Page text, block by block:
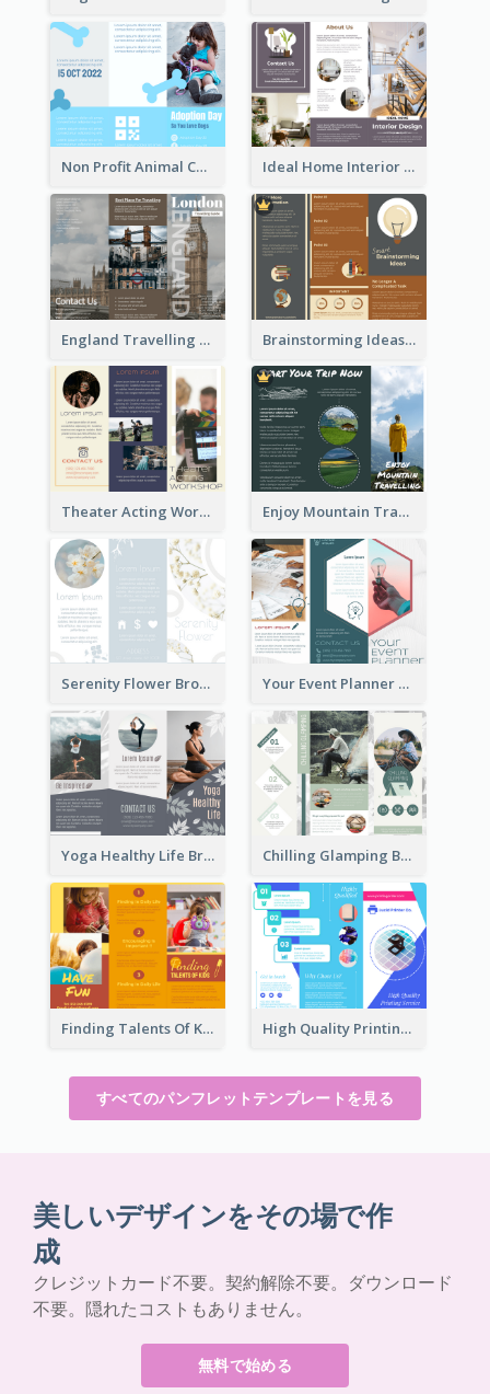
Non Profit Animal Community Tri Fold Brochure Ideal Home Interior Design Brochure
England Travelling Guide Brochure Brainstorming Ideas Brochure
Theater Acting Workshop Brochure Enjoy Mountain Travelling Brochure
Serenity Flower Brochure Your Event Planner Brochure
Yoga Healthy Life Brochure Chilling Glamping Brochure
Finding Talents Of Kids Brochure High Quality Printing Service Brochure
すべてのパンフレットテンプレートを見る
美しいデザインをその場で作
成
クレジットカード不要。契約解除不要。ダウンロード
不要。隠れたコストもありません。
無料で始める